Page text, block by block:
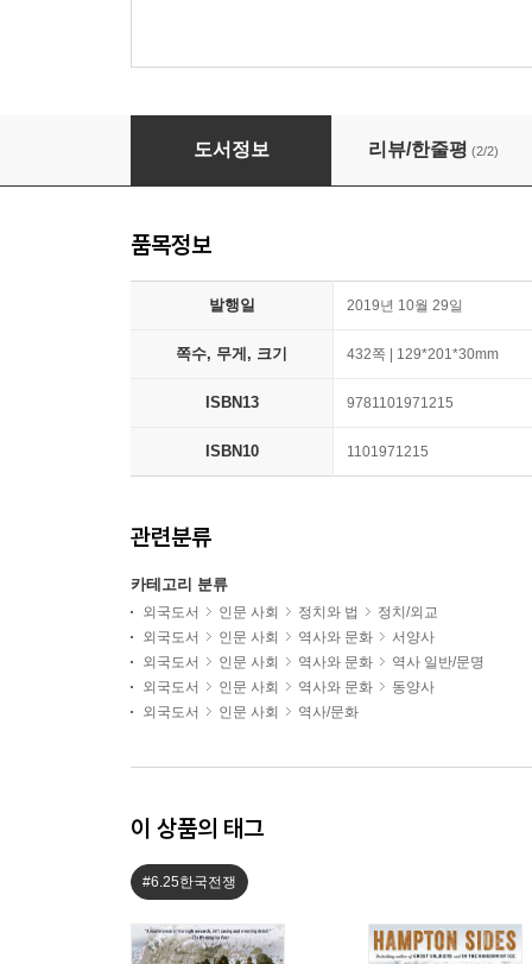
On Desperate Ground: The Epic Story of
도서정보 리뷰/한줄평 (2/2)
품목정보
발행일 2019년 10월 29일
쪽수, 무게, 크기 432쪽 | 129*201*30mm
ISBN13 9781101971215
ISBN10 1101971215
관련분류
카테고리 분류
외국도서 인문 사회 정치와 법
정치/외교
외국도서
인문 사회 역사와 문화
서양사
외국도서
인문 사회 역사와 문화
역사 일반/문명
외국도서
인문 사회 역사와 문화
동양사
외국도서
인문 사회 역사/문화
이 상품의 태그
#6.25한국전쟁